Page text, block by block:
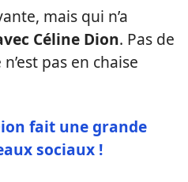
mais qui n’a
Céline Dion. Pas de
pas en chaise
fait une grande
sociaux !